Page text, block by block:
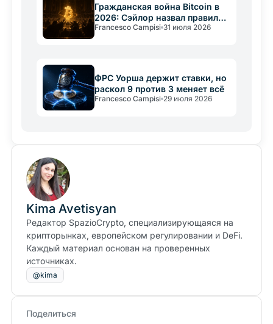
Гражданская война Bitcoin в
2026: Сэйлор назвал правила
«конституцией»
Francesco Campisi 31 июля 2026
ФРС Уорша держит ставки, но
раскол 9 против 3 меняет всё
Francesco Campisi 29 июля 2026
Kima Avetisyan
Редактор SpazioCrypto, специализирующаяся на
крипторынках, европейском регулировании и DeFi.
Каждый материал основан на проверенных
источниках.
@kima
Поделиться